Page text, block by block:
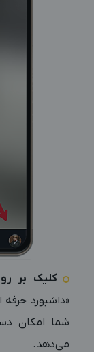
کلیک بر
«داشبورد
شما امکان
می‌دهد.